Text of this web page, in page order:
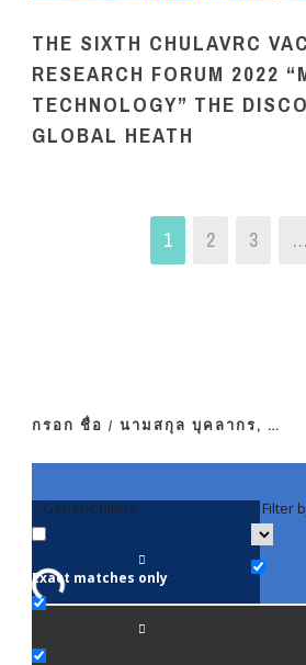
THE SIXTH CHULAVRC
RESEARCH FORUM 2022
TECHNOLOGY” THE
GLOBAL HEATH
1 2 3 …
กรอก ชื่อ / นามสกุล บุคลากร, …
Generic filters
Exact matches only
Filter